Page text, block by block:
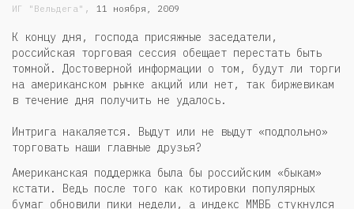
ИГ "Вельдега" , 11 ноября, 2009
К концу дня, господа присяжные заседатели,
российская торговая сессия обещает перестать быть
томной. Достоверной информации о том, будут ли торги
на американском рынке акций или нет, так биржевикам
в течение дня получить не удалось.
Интрига накаляется. Выдут или не выдут «подпольно»
торговать наши главные друзья?
Американская поддержка была бы российским «быкам»
кстати. Ведь после того как котировки популярных
бумаг обновили пики недели, а индекс ММВБ стукнулся